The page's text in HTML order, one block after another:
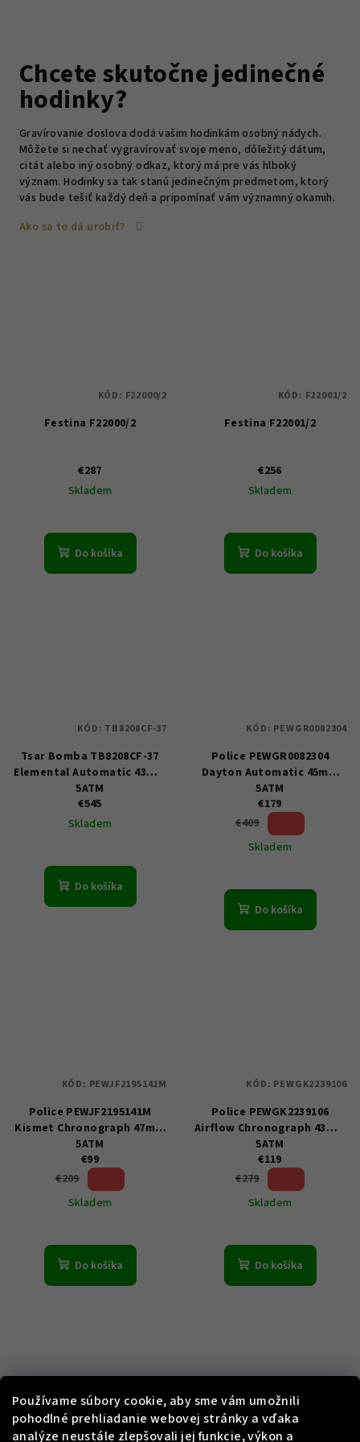
Používame súbory cookie, aby sme vám umožnili
pohodlné prehliadanie webovej stránky a vďaka
analýze neustále zlepšovali jej funkcie, výkon a
Chcete skutočne jedinečné
hodinky?
Gravírovanie doslova dodá vašim hodinkám osobný nádych.
Môžete si nechať vygravírovať svoje meno, dôležitý dátum,
citát alebo iný osobný odkaz, ktorý má pre vás hlboký
význam. Hodinky sa tak stanú jedinečným predmetom, ktorý
vás bude tešiť každý deň a pripomínať vám významný okamih.
Ako sa to dá urobiť?
Festina F22000/2
€287
Skladem
Do košíka
KÓD: F22000/2
Festina F22001/2
€256
Skladem
Do košíka
KÓD: F22001/2
Tsar Bomba TB8208CF-37
Elemental Automatic 43mm
5ATM
€545
Skladem
Do košíka
KÓD: TB8208CF-37
Police PEWGR0082304
Dayton Automatic 45mm
5ATM
€179
€409
Skladem
Do košíka
KÓD: PEWGR0082304
Police PEWJF2195141M
Kismet Chronograph 47mm
5ATM
€99
€209
Skladem
Do košíka
KÓD: PEWJF2195141M
Police PEWGK2239106
Airflow Chronograph 43mm
5ATM
€119
€279
Skladem
Do košíka
KÓD: PEWGK2239106